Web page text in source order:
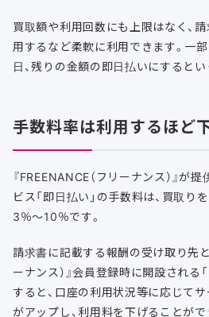
買取額や利用回数にも上限はなく、
用するなど柔軟に利用できます。一
日、残りの金額の即日払いにすると
手数料率は利用するほど
『FREENANCE（フリーナンス）』が
ビス「即日払い」の手数料は、買取り
3％～10％です。
請求書に記載する報酬の受け取り先と
ーナンス）』会員登録時に開設される
すると、口座の利用状況等に応じて
がアップし、利用料を下げることがで